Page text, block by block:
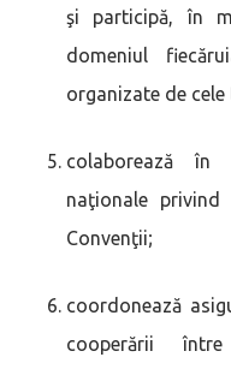
şi participă, în
domeniul
organizate de
colaborează în
naţionale
Convenţii;
coordonează
cooperării